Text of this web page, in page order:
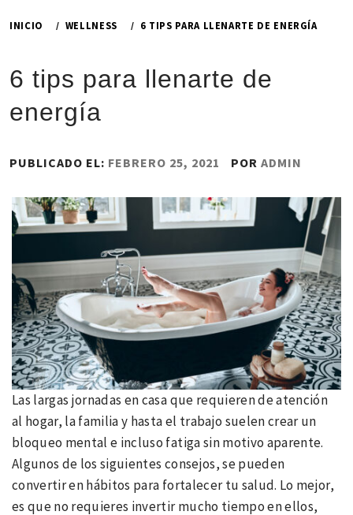
INICIO WELLNESS 6 TIPS PARA LLENARTE DE ENERGÍA
6 tips para llenarte de
energía
PUBLICADO EL: FEBRERO 25, 2021 POR ADMIN
Las largas jornadas en casa que requieren de atención
al hogar, la familia y hasta el trabajo suelen crear un
bloqueo mental e incluso fatiga sin motivo aparente.
Algunos de los siguientes consejos, se pueden
convertir en hábitos para fortalecer tu salud. Lo mejor,
es que no requieres invertir mucho tiempo en ellos,